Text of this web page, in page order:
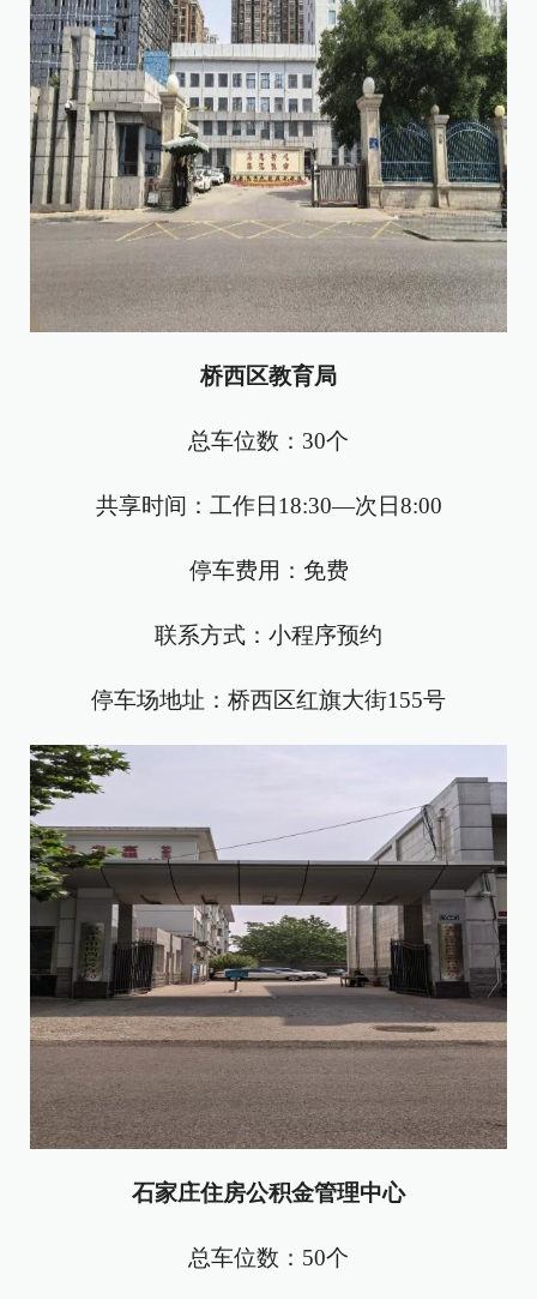
桥西区教育局
总车位数：30个
共享时间：工作日18:30—次日8:00
停车费用：免费
联系方式：小程序预约
停车场地址：桥西区红旗大街155号
石家庄住房公积金管理中心
总车位数：50个